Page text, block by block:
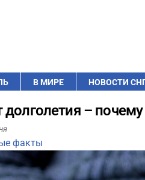
В МИРЕ НОВОСТИ
долголетия –
факты